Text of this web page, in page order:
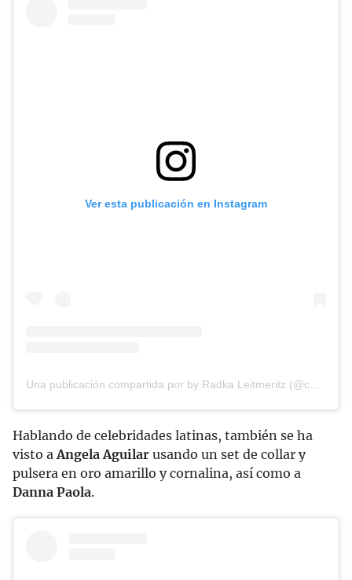
Ver esta publicación en Instagram
Una publicación compartida por by Radka Leitmeritz (@courtsupremes)
Hablando de celebridades latinas, también se ha
visto aAngela Aguilar usando un set de collar y
pulsera en oro amarillo y cornalina, así como a
Danna Paola.